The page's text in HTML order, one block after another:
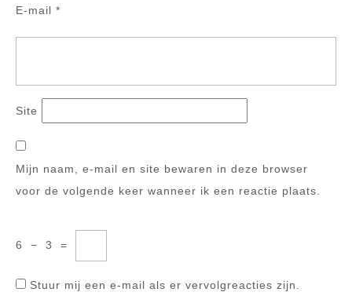
E-mail *
Site
Mijn naam, e-mail en site bewaren in deze browser
voor de volgende keer wanneer ik een reactie plaats.
6 − 3 =
Stuur mij een e-mail als er vervolgreacties zijn.